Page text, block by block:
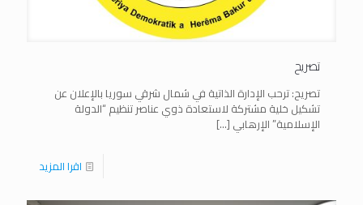
تصريح
تصريح: ترحب الإدارة الذاتية في شمال شرقي سوريا بالإعلان عن
تشكيل خلية مشتركة لاستعادة ذوي عناصر تنظيم “الدولة
الإسلامية” الإرهابي […]
اقرا المزيد